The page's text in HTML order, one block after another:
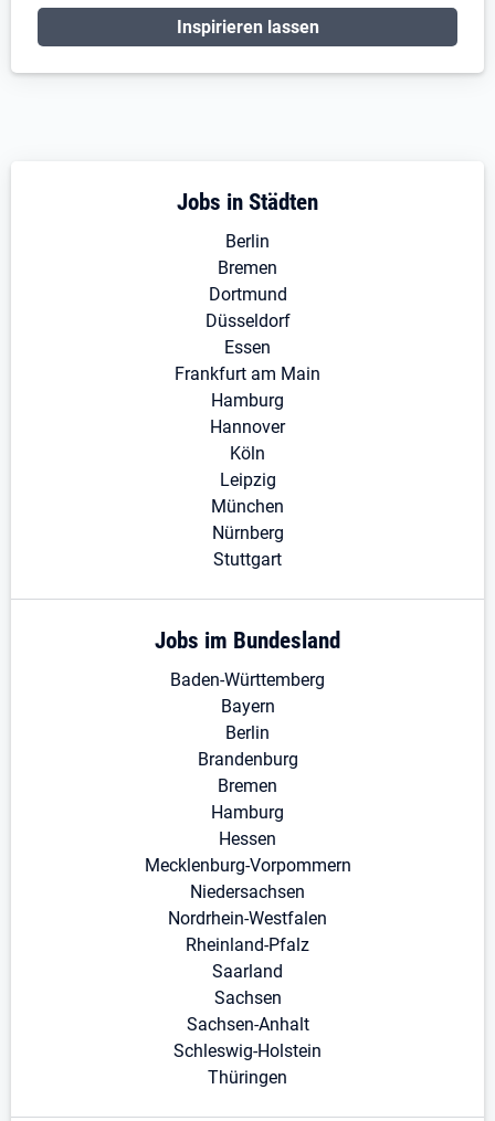
Inspirieren lassen
Jobs in Städten
Berlin
Bremen
Dortmund
Düsseldorf
Essen
Frankfurt am Main
Hamburg
Hannover
Köln
Leipzig
München
Nürnberg
Stuttgart
Jobs im Bundesland
Baden-Württemberg
Bayern
Berlin
Brandenburg
Bremen
Hamburg
Hessen
Mecklenburg-Vorpommern
Niedersachsen
Nordrhein-Westfalen
Rheinland-Pfalz
Saarland
Sachsen
Sachsen-Anhalt
Schleswig-Holstein
Thüringen